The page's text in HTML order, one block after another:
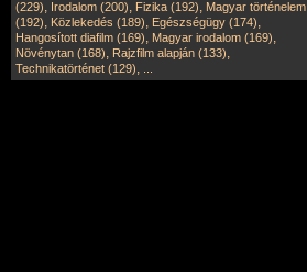
(229), Irodalom (200), Fizika (192), Magyar történelem
(192), Közlekedés (189), Egészségügy (174),
Hangosított diafilm (169), Magyar irodalom (169),
Növénytan (168), Rajzfilm alapján (133),
Technikatörténet (129),